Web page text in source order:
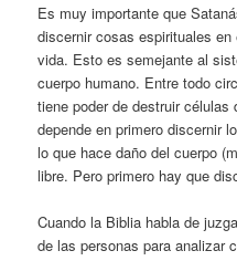
Es muy importante que
discernir cosas espirituales
vida. Esto es semejante al
cuerpo humano. Entre todo
tiene poder de destruir
depende en primero discernir
lo que hace daño del cuerpo
libre. Pero primero hay que
Cuando la Biblia habla de
de las personas para analizar